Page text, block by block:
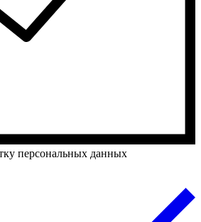
персональных данных